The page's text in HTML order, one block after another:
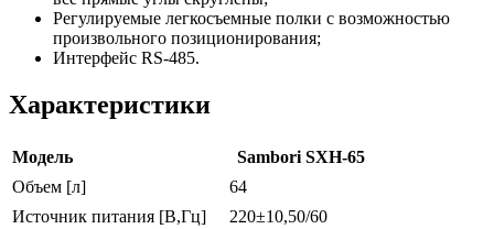
Регулируемые легкосъемные полки с возможностью
произвольного позиционирования;
Интерфейс RS-485.
Характеристики
Модель Sambori SXH-65
Объем [л]
64
Источник питания [В,Гц]
220±10,50/60